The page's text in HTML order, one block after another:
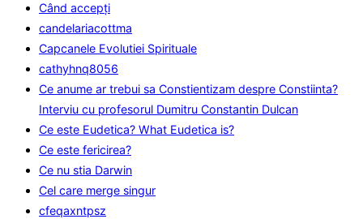
Când accepţi
candelariacottma
Capcanele Evolutiei Spirituale
cathyhnq8056
Ce anume ar trebui sa Constientizam despre Constiinta?
Interviu cu profesorul Dumitru Constantin Dulcan
Ce este Eudetica? What Eudetica is?
Ce este fericirea?
Ce nu stia Darwin
Cel care merge singur
cfeqaxntpsz